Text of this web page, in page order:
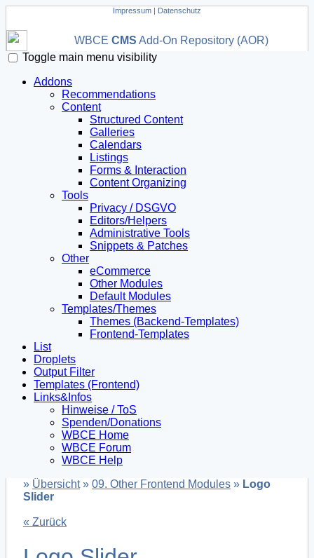
Impressum | Datenschutz
WBCE CMS Add-On Repository (AOR)
Toggle main menu visibility
Addons
Recommendations
Content
Structured Content
Galleries
Calendars
Listings
Forms & Interaction
Content Organizing
Tools
Privacy / DSGVO
Editors/Helpers
Administrative Tools
Snippets & Patches
Other
eCommerce
Other Modules
Default Modules
Templates/Themes
Themes (Backend-Templates)
Frontend-Templates
List
Droplets
Output Filter
Templates (Frontend)
Links&Infos
Hinweise / ToS
Spenden/Donations
WBCE Home
WBCE Forum
WBCE Help
» Übersicht» 09. Other Frontend Modules» Logo
Slider
« Zurück